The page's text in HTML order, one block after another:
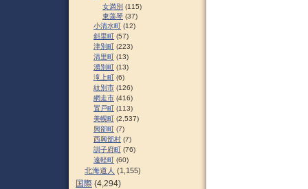
女満別 (115)
東藻琴 (37)
小清水町 (12)
斜里町 (57)
津別町 (223)
清里町 (13)
湧別町 (13)
滝上町 (6)
紋別市 (126)
網走市 (416)
置戸町 (113)
美幌町 (2,537)
興部町 (7)
西興部村 (7)
訓子府町 (76)
遠軽町 (60)
北海道人 (1,155)
国際 (4,294)